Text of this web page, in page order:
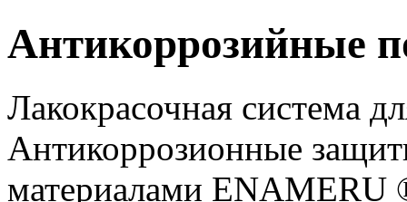
Антикоррозийные
Лакокрасочная система
Антикоррозионные
материалами